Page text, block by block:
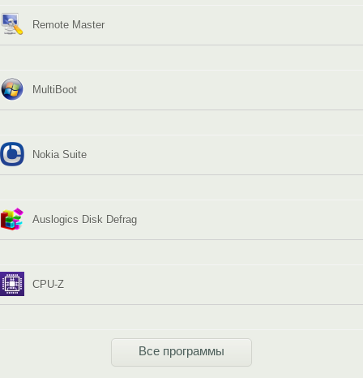
Remote Master
MultiBoot
Nokia Suite
Auslogics Disk Defrag
CPU-Z
Все программы